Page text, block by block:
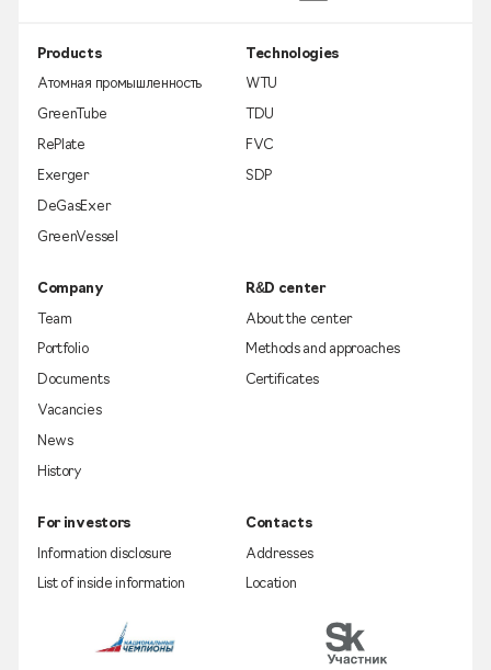
Products
Атомная промышленность
GreenTube
RePlate
Exerger
DeGasExer
GreenVessel
Technologies
WTU
TDU
FVC
SDP
Company
Team
Portfolio
Documents
Vacancies
News
History
R&D center
About the center
Methods and approaches
Certificates
For investors
Information disclosure
List of inside information
Contacts
Addresses
Location